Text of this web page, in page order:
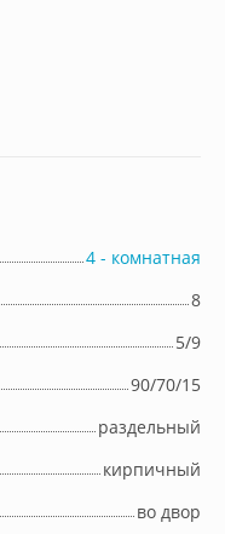
4 - комнатная
8
5/9
90/70/15
раздельный
кирпичный
во двор